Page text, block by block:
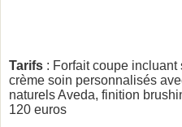
Tarifs : Forfait coupe incluant
crème soin personnalisés
naturels Aveda, finition
120 euros